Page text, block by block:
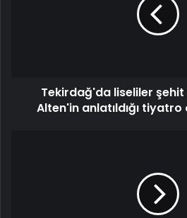
Tekirdağ'da liseliler
Alten'in anlatıldığı